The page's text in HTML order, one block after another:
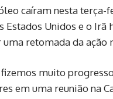
caíram nesta terça-
Estados Unidos e o
uma retomada da ação
muito
em uma reunião na